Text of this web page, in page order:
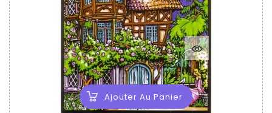
Ajouter Au Panier